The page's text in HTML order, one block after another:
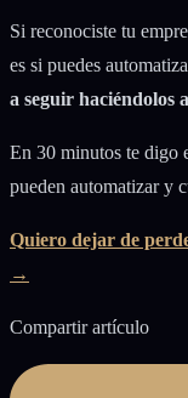
Si reconociste tu
es si puedes
a seguir haciéndolos
En 30 minutos te digo
pueden automatizar y
Quiero dejar de
→
Compartir artículo